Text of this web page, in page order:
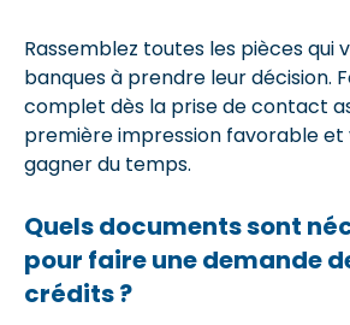
Rassemblez toutes les pièces qui
banques à prendre leur décision.
complet dès la prise de contact
première impression favorable et
gagner du temps.
Quels documents sont
pour faire une demande
crédits ?